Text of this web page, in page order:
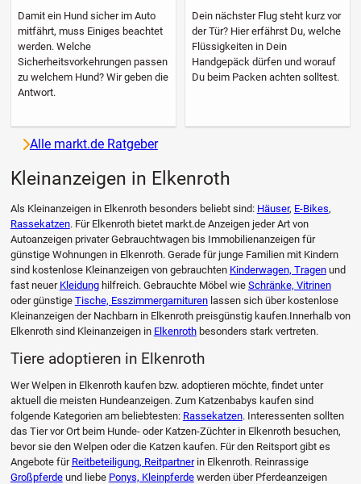
Damit ein Hund sicher im Auto
mitfährt, muss Einiges beachtet
werden. Welche
Sicherheitsvorkehrungen passen
zu welchem Hund? Wir geben die
Antwort.
Dein nächster Flug steht kurz vor
der Tür? Hier erfährst Du, welche
Flüssigkeiten in Dein
Handgepäck dürfen und worauf
Du beim Packen achten solltest.
Alle markt.de Ratgeber
Kleinanzeigen in Elkenroth
Als Kleinanzeigen in Elkenroth besonders beliebt sind: Häuser, E-Bikes,
Rassekatzen. Für Elkenroth bietet markt.de Anzeigen jeder Art von
Autoanzeigen privater Gebrauchtwagen bis Immobilienanzeigen für
günstige Wohnungen in Elkenroth. Gerade für junge Familien mit Kindern
sind kostenlose Kleinanzeigen von gebrauchten Kinderwagen, Tragenund
fast neuer Kleidunghilfreich. Gebrauchte Möbel wie Schränke, Vitrinen
oder günstige Tische, Esszimmergarniturenlassen sich über kostenlose
Kleinanzeigen der Nachbarn in Elkenroth preisgünstig kaufen.Innerhalb von
Elkenroth sind Kleinanzeigen in Elkenrothbesonders stark vertreten.
Tiere adoptieren in Elkenroth
Wer Welpen in Elkenroth kaufen bzw. adoptieren möchte, findet unter
aktuell die meisten Hundeanzeigen. Zum Katzenbabys kaufen sind
folgende Kategorien am beliebtesten: Rassekatzen. Interessenten sollten
das Tier vor Ort beim Hunde- oder Katzen-Züchter in Elkenroth besuchen,
bevor sie den Welpen oder die Katzen kaufen. Für den Reitsport gibt es
Angebote für Reitbeteiligung, Reitpartnerin Elkenroth. Reinrassige
Großpferdeund liebe Ponys, Kleinpferdewerden über Pferdeanzeigen